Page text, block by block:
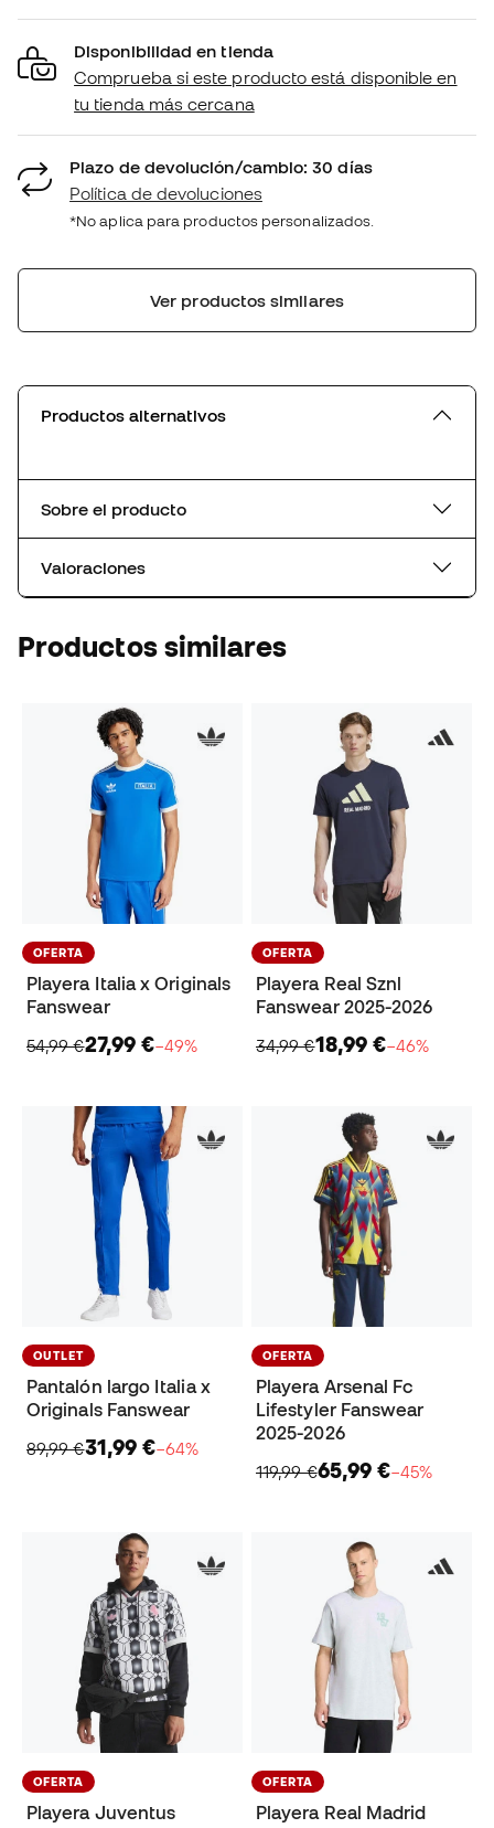
Disponibilidad en tienda
Comprueba si este producto está disponible en
tu tienda más cercana
Plazo de devolución/cambio: 30 días
Política de devoluciones
*No aplica para productos personalizados.
Ver productos similares
Productos alternativos
Sobre el producto
Valoraciones
Productos similares
OFERTA
Playera Italia x Originals
Fanswear
54,99 €27,99 €−49%
OFERTA
Playera Real Sznl
Fanswear 2025-2026
34,99 €18,99 €−46%
OUTLET
Pantalón largo Italia x
Originals Fanswear
89,99 €31,99 €−64%
OFERTA
Playera Arsenal Fc
Lifestyler Fanswear
2025-2026
119,99 €65,99 €−45%
OFERTA
Playera Juventus
OFERTA
Playera Real Madrid